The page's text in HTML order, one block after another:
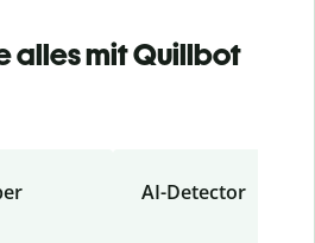
alles mit Quillbot
AI-Detector